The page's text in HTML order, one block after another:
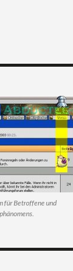
für Betroffene und